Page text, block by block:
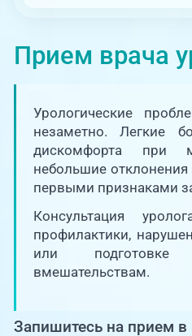
Отзывы
Адреса клиник
О клинике
Блог врачей
Новости
Телемедицина
+7 (351)
Единая
запись на прием
+7 (351)
Центр
онкологической
Прием врача
Урологические
незаметно. Легкие
дискомфорта при
небольшие отклонения
первыми признаками
Консультация
профилактики,
или
вмешательствам.
Запишитесь на прием